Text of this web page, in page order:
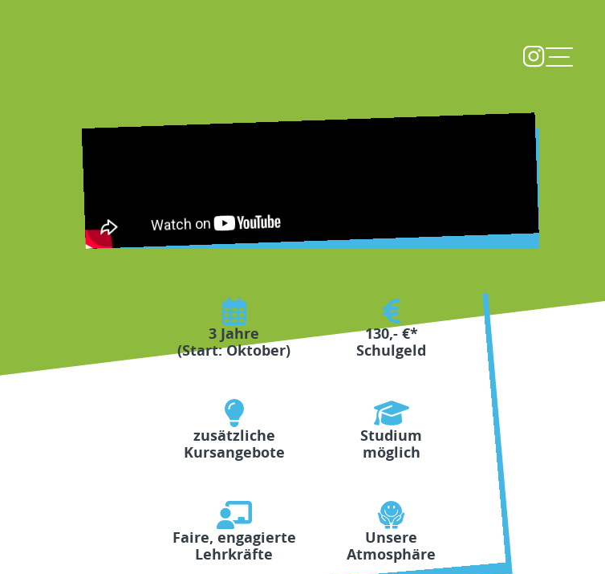
3 Jahre
(Start: Oktober)
130,- €*
Schulgeld
zusätzliche
Kursangebote
Studium
möglich
Faire, engagierte
Lehrkräfte
Unsere
Atmosphäre